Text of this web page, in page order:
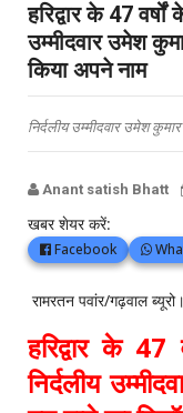
हरिद्वार के 47
उम्मीदवार उमेश
किया अपने नाम
निर्दलीय उम्मीदवार उमेश
Anant satish Bhatt
खबर शेयर करें:
Facebook
रामरतन पवांर/गढ़वाल ब्यूरो।
हरिद्वार के 47
निर्दलीय